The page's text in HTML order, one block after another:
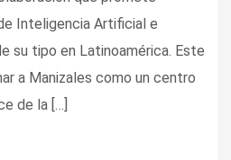
Inteligencia Artificial e
su tipo en Latinoamérica. Este
a Manizales como un centro
de la […]